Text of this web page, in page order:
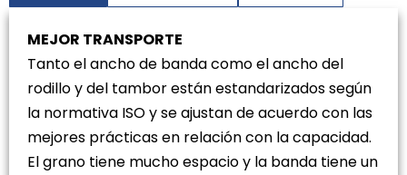
MEJOR TRANSPORTE
Tanto el ancho de banda como el ancho del
rodillo y del tambor están estandarizados según
la normativa ISO y se ajustan de acuerdo con las
mejores prácticas en relación con la capacidad.
El grano tiene mucho espacio y la banda tiene un